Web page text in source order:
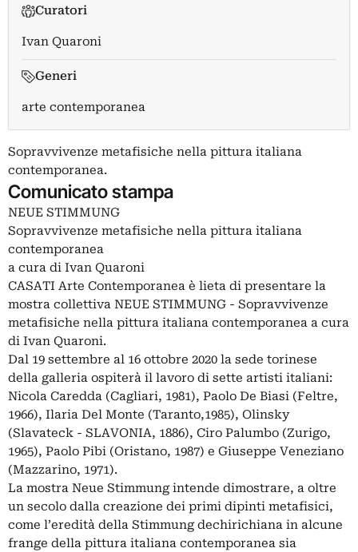
Curatori
Ivan Quaroni
Generi
arte contemporanea
Sopravvivenze metafisiche nella pittura italiana
contemporanea.
Comunicato stampa
NEUE STIMMUNG
Sopravvivenze metafisiche nella pittura italiana
contemporanea
a cura di Ivan Quaroni
CASATI Arte Contemporanea è lieta di presentare la
mostra collettiva NEUE STIMMUNG - Sopravvivenze
metafisiche nella pittura italiana contemporanea a cura
di Ivan Quaroni.
Dal 19 settembre al 16 ottobre 2020 la sede torinese
della galleria ospiterà il lavoro di sette artisti italiani:
Nicola Caredda (Cagliari, 1981), Paolo De Biasi (Feltre,
1966), Ilaria Del Monte (Taranto,1985), Olinsky
(Slavateck - SLAVONIA, 1886), Ciro Palumbo (Zurigo,
1965), Paolo Pibi (Oristano, 1987) e Giuseppe Veneziano
(Mazzarino, 1971).
La mostra Neue Stimmung intende dimostrare, a oltre
un secolo dalla creazione dei primi dipinti metafisici,
come l’eredità della Stimmung dechirichiana in alcune
frange della pittura italiana contemporanea sia